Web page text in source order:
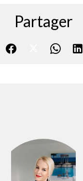
Partager